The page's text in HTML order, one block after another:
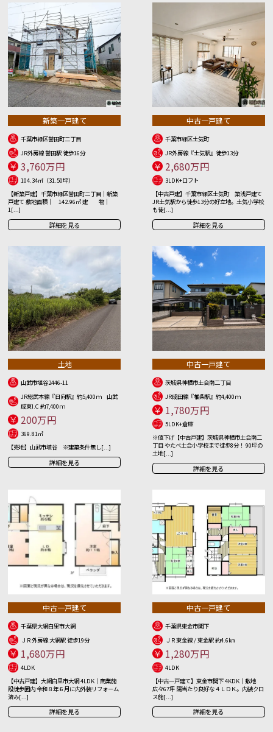
新築一戸建て
千葉市緑区誉田町二丁目
JR外房線 誉田駅 徒歩16分
3,760万円
104.34㎡（31.50坪）
【新築戸建】千葉市緑区誉田町二丁目｜新築
戸建て 敷地面積｜ 142.96㎡ 建 物｜
1[...]
詳細を見る
中古一戸建て
千葉市緑区土気町
JR外房線『土気駅』徒歩13分
2,680万円
3LDK+ロフト
【中古戸建】千葉市緑区土気町 築浅戸建て
JR土気駅から徒歩13分の好立地。土気小学校
も徒[...]
詳細を見る
土地
山武市埴谷2446-11
JR総武本線『日向駅』約5,400ｍ 山武
成東I.C 約7,400ｍ
200万円
369.81㎡
【売地】山武市埴谷 ※建築条件無し[...]
詳細を見る
中古一戸建て
茨城県神栖市土合南二丁目
JR成田線『椎柴駅』約4,400ｍ
1,780万円
5LDK+倉庫
※値下げ【中古戸建】茨城県神栖市土合南二
丁目 やたべ土合小学校まで徒歩8分！ 90坪の
土地[...]
詳細を見る
中古一戸建て
千葉県大網白里市大網
ＪＲ外房線 大網駅 徒歩19分
1,680万円
4LDK
【中古戸建】大網白里市大網 4LDK｜商業施
設徒歩圏内 令和８年６月に内外装リフォーム
済み[...]
詳細を見る
中古一戸建て
千葉県東金市関下
ＪＲ東金線 / 東金駅 約4.6㎞
1,280万円
4LDK
【中古一戸建て】東金市関下 4KDK｜敷地
広々67坪 陽当たり良好な４ＬＤＫ。内装クロ
ス施[...]
詳細を見る